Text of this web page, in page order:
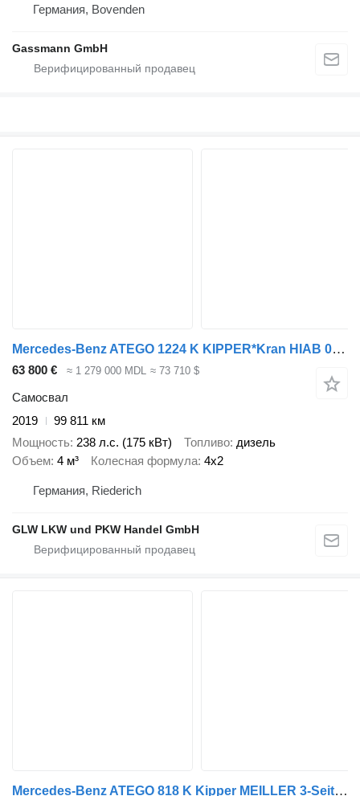
Германия, Bovenden
Gassmann GmbH
Mercedes-Benz ATEGO 1224 K KIPPER*Kran HIAB 078+Greifer
63 800 € ≈ 1 279 000 MDL ≈ 73 710 $
Самосвал
2019
99 811 км
Мощность 238 л.с. (175 кВт) Топливо дизель
Объем 4 м³ Колесная формула 4x2
Германия, Riederich
GLW LKW und PKW Handel GmbH
Mercedes-Benz ATEGO 818 K Kipper MEILLER 3-Seiten*KLIMA+AHK